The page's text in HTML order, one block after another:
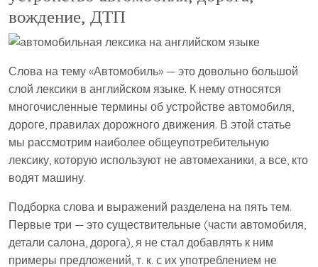
вождение, ДТП
Слова на тему «Автомобиль» — это довольно большой
слой лексики в английском языке. К нему относятся
многочисленные термины об устройстве автомобиля,
дороге, правилах дорожного движения. В этой статье
мы рассмотрим наиболее общеупотребительную
лексику, которую используют не автомеханики, а все, кто
водят машину.
Подборка слова и выражений разделена на пять тем.
Первые три — это существительные (части автомобиля,
детали салона, дорога), я не стал добавлять к ним
примеры предложений, т. к. с их употреблением не